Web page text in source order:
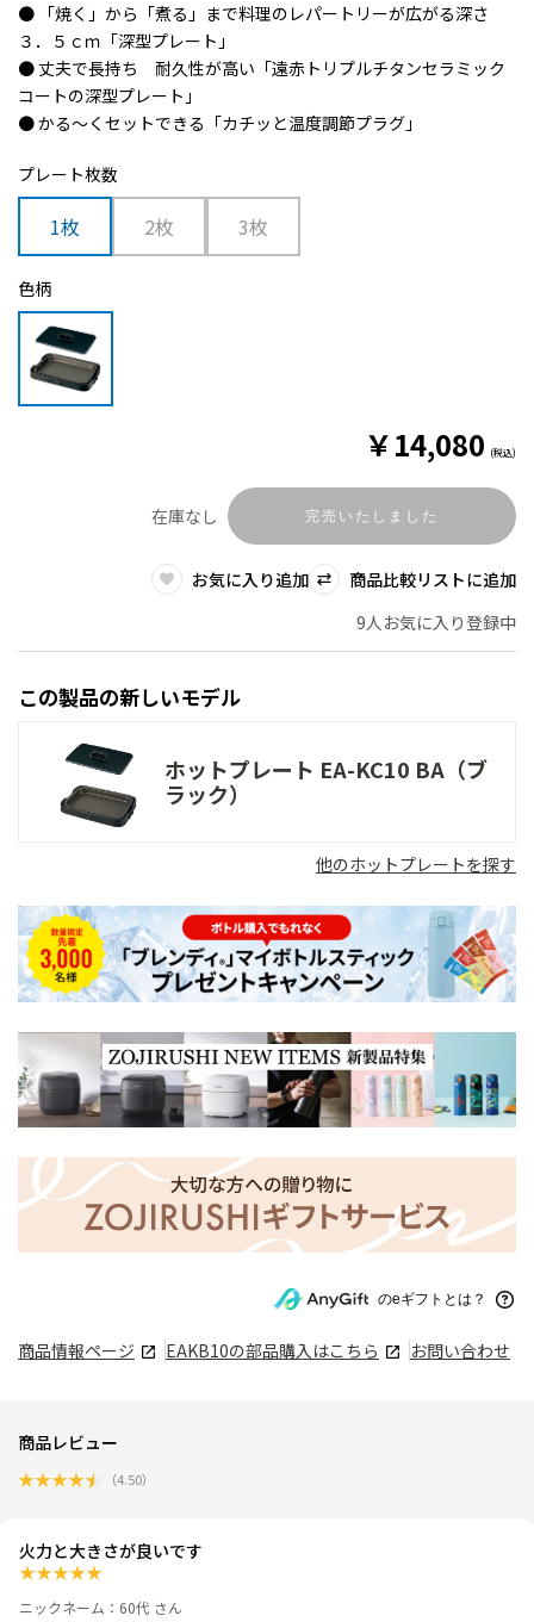
● 「焼く」から「煮る」まで料理のレパートリーが広がる深さ
３．５ｃｍ「深型プレート」
● 丈夫で長持ち 耐久性が高い「遠赤トリプルチタンセラミック
コートの深型プレート」
● かる～くセットできる「カチッと温度調節プラグ」
プレート枚数
1枚 2枚 3枚
色柄
￥14,080 (税込)
在庫なし 完売いたしました
お気に入り追加
商品比較リストに追加
9人お気に入り登録中
この製品の新しいモデル
ホットプレート EA-KC10 BA（ブ
ラック）
他のホットプレートを探す
のeギフトとは？
商品情報ページ EAKB10の部品購入はこちら お問い合わせ
商品レビュー
★★★★★ （4.50）
火力と大きさが良いです
★★★★★
ニックネーム：60代 さん